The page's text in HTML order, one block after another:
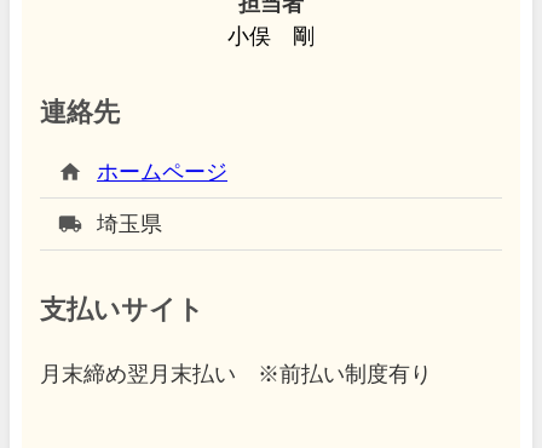
小俣 剛
連絡先
home ホームページ
local_shipping 埼玉県
支払いサイト
月末締め翌月末払い ※前払い制度有り